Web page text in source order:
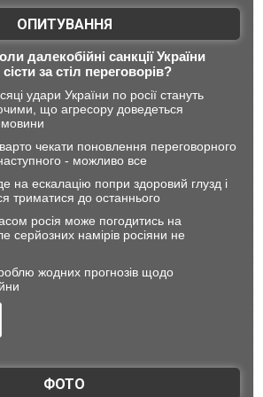
ОПИТУВАННЯ
далекобійні санкції України
за стіл переговорів?
удари України по росії стануть
що агресору доведеться
чекати поновлення переговорного
- можливо все
на ескалацію попри здоровий глузд і
триматися до останнього
росія може погодитись на
серйозних намірів росіяни не
жодних прогнозів щодо
ФОТО